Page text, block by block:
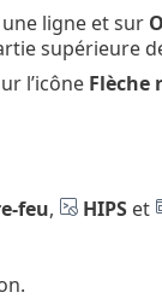
ligne et sur
supérieure
l’icône Flèche
feu, HIPSet